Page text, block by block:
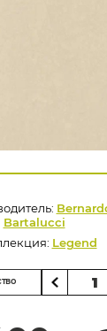
Bartalucci
Legend